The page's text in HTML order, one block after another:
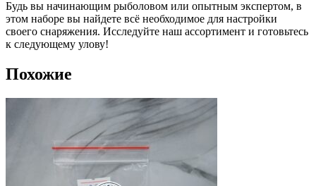
Будь вы начинающим рыболовом или опытным экспертом, в
этом наборе вы найдете всё необходимое для настройки
своего снаряжения. Исследуйте наш ассортимент и готовьтесь
к следующему улову!
Похожие